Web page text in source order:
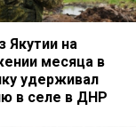
Якутии на
месяца в
удерживал
в селе в ДНР